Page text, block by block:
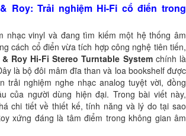
Roy: Trải nghiệm Hi-Fi cổ điển trong
nhạc vinyl và đang tìm kiếm một hệ thống âm
cách cổ điển vừa tích hợp công nghệ tiên tiến,
Roy Hi-Fi Stereo Turntable Systemchính là
là bộ đôi mâm đĩa than và loa bookshelf được
trải nghiệm nghe nhạc analog tuyệt vời, đồng
của người dùng hiện đại. Trong bài viết này,
chi tiết về thiết kế, tính năng và lý do tại sao
xứng đáng là tâm điểm trong không gian âm